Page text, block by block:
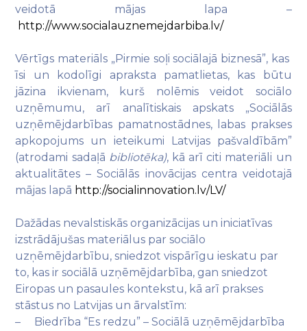
veidotā mājas lapa –
http://www.socialauznemejdarbiba.lv/
Vērtīgs materiāls „Pirmie soļi sociālajā biznesā”, kas
īsi un kodolīgi apraksta pamatlietas, kas būtu
jāzina ikvienam, kurš nolēmis veidot sociālo
uzņēmumu, arī analītiskais apskats „Sociālās
uzņēmējdarbības pamatnostādnes, labas prakses
apkopojums un ieteikumi Latvijas pašvaldībām”
(atrodami sadaļā bibliotēka), kā arī citi materiāli un
aktualitātes – Sociālās inovācijas centra veidotajā
mājas lapā http://socialinnovation.lv/LV/
Dažādas nevalstiskās organizācijas un iniciatīvas
izstrādājušas materiālus par sociālo
uzņēmējdarbību, sniedzot vispārīgu ieskatu par
to, kas ir sociālā uzņēmējdarbība, gan sniedzot
Eiropas un pasaules kontekstu, kā arī prakses
stāstus no Latvijas un ārvalstīm:
– Biedrība “Es redzu” – Sociālā uzņēmējdarbība